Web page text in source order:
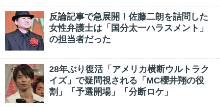
反論記事で急展開！佐藤二朗を詰問した
女性弁護士は「国分太一ハラスメント」
の担当者だった
28年ぶり復活「アメリカ横断ウルトラク
イズ」で疑問視される「MC櫻井翔の役
割」「予選開場」「分断ロケ」